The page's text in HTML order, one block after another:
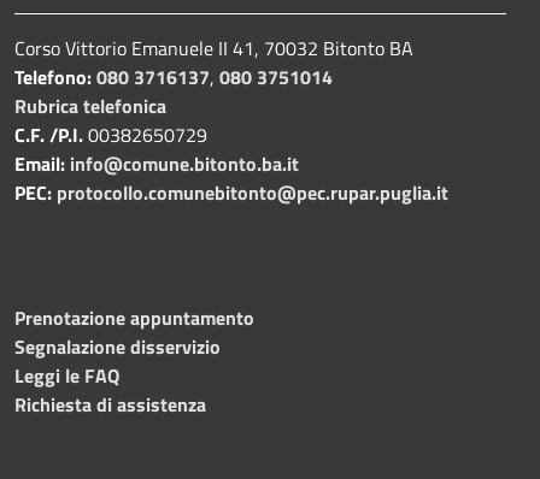
Corso Vittorio Emanuele II 41, 70032 Bitonto BA
Telefono:080 3716137, 080 3751014
Rubrica telefonica
C.F. /P.I.00382650729
Email: info@comune.bitonto.ba.it
PEC: protocollo.comunebitonto@pec.rupar.puglia.it
Prenotazione appuntamento
Segnalazione disservizio
Leggi le FAQ
Richiesta di assistenza